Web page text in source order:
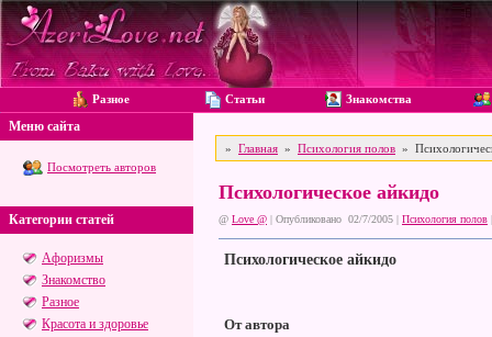
Разное Статьи Знакомства
Меню сайта
Посмотреть авторов
Категории статей
Афоризмы
Знакомство
Разное
Красота и здоровье
» Главная » Психология полов »
Психологическое айкидо
@ Love @ | Опубликовано 02/7/2005 | Психология полов
Психологическое айкидо
От автора